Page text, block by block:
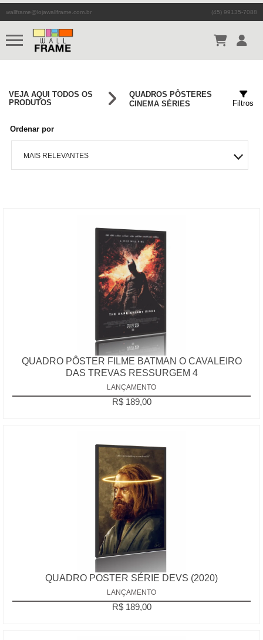
wallframe@lojawallframe.com.br (45) 99135-7088
VEJA AQUI TODOS OS
PRODUTOS
QUADROS PÔSTERES
CINEMA SÉRIES
Ordenar por
MAIS RELEVANTES
Filtros
QUADRO PÔSTER FILME BATMAN O CAVALEIRO
DAS TREVAS RESSURGEM 4
LANÇAMENTO
R$ 189,00
QUADRO POSTER SÉRIE DEVS (2020)
LANÇAMENTO
R$ 189,00